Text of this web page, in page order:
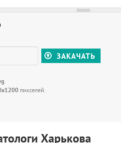
ЗАКАЧАТЬ
.
пикселей.
Харькова